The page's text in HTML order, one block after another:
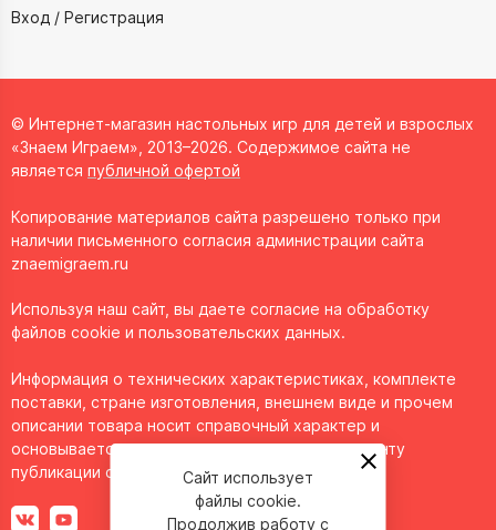
Вход / Регистрация
© Интернет-магазин настольных игр для детей и взрослых
«Знаем Играем», 2013–2026. Содержимое сайта не
является публичной офертой
Копирование материалов сайта разрешено только при
наличии письменного согласия администрации сайта
znaemigraem.ru
Используя наш сайт, вы даете согласие на обработку
файлов cookie и пользовательских данных.
Информация о технических характеристиках, комплекте
поставки, стране изготовления, внешнем виде и прочем
описании товара носит справочный характер и
основывается на последних доступных к моменту
публикации сведениях.Сайт использует
файлы cookie.
Продолжив работу с